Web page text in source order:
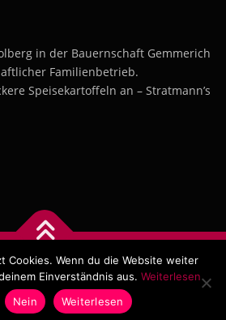
in der Bauernschaft Gemmerich
Familienbetrieb.
Speisekartoffeln an – Stratmann’s
Stratmann –OnePress
Theme von
FameThemes
Cookies. Wenn du die Website weiter
Einverständnis aus. Weiterlesen
Nein Weiterlesen